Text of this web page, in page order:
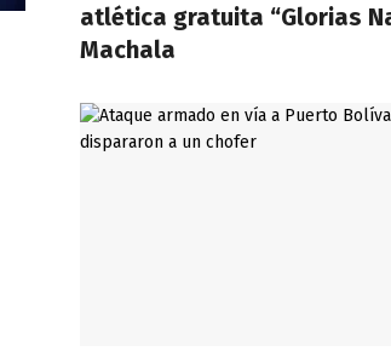
atlética gratuita “Glorias
Machala